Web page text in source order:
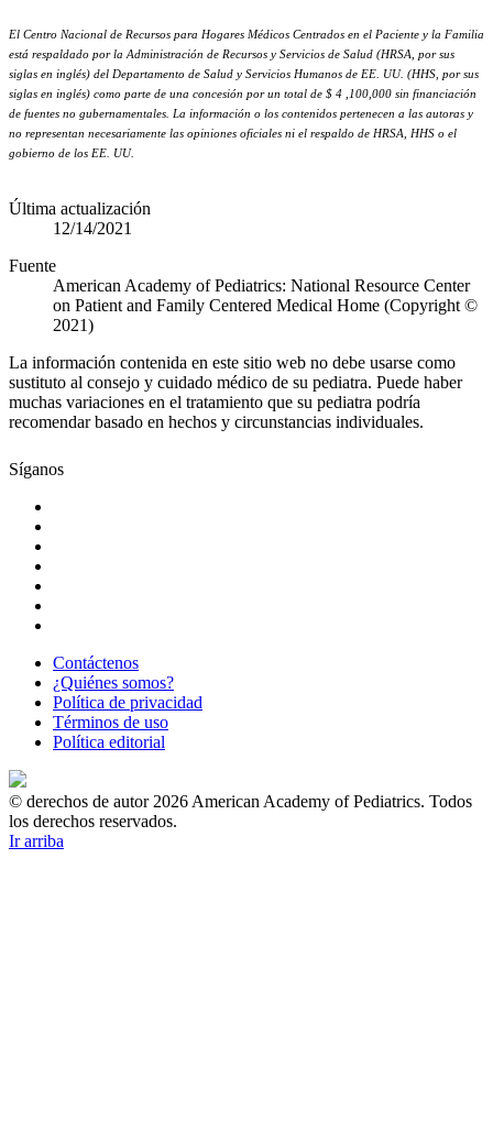
El Centro Nacional de Recursos para Hogares Médicos Centrados en el Paciente y la Familia
está respaldado por la Administración de Recursos y Servicios de Salud (HRSA, por sus
siglas en inglés) del Departamento de Salud y Servicios Humanos de EE. UU. (HHS, por sus
siglas en inglés) como parte de una concesión por un total de $ 4 ,100,000 sin financiación
de fuentes no gubernamentales. La información o los contenidos pertenecen a las autoras y
no representan necesariamente las opiniones oficiales ni el respaldo de HRSA, HHS o el
gobierno de los EE. UU.
Última actualización
12/14/2021
Fuente
American Academy of Pediatrics: National Resource Center
on Patient and Family Centered Medical Home (Copyright ©
2021)
La información contenida en este sitio web no debe usarse como
sustituto al consejo y cuidado médico de su pediatra. Puede haber
muchas variaciones en el tratamiento que su pediatra podría
recomendar basado en hechos y circunstancias individuales.
Síganos
Contáctenos
¿Quiénes somos?
Política de privacidad
Términos de uso
Política editorial
© derechos de autor 2026 American Academy of Pediatrics. Todos
los derechos reservados.
Ir arriba